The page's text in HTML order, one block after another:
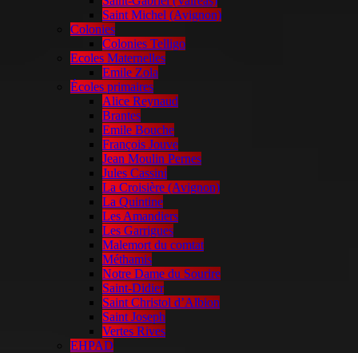
Saint Michel (Avignon)
Colonies
Colonies Telligo
Ecoles Maternelles
Emile Zola
Écoles primaires
Alice Reynaud
Brantes
Emile Bouche
François Jouve
Jean Moulin Pernes
Jules Cassini
La Croisière (Avignon)
La Quintine
Les Amandiers
Les Garrigues
Malemort du comtat
Méthamis
Notre Dame du Sourire
Saint-Didier
Saint Christol d’Albion
Saint Joseph
Vertes Rives
EHPAD